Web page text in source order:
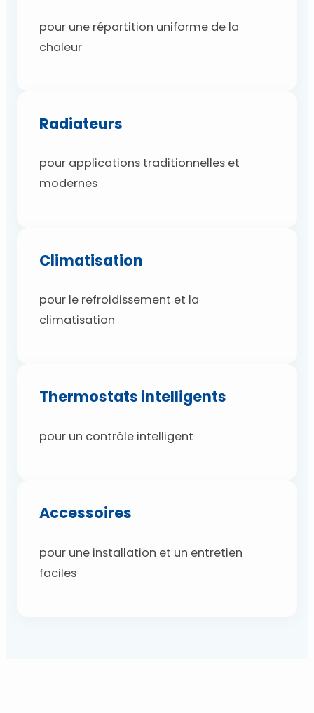
pour une répartition uniforme de la
chaleur
Radiateurs
pour applications traditionnelles et
modernes
Climatisation
pour le refroidissement et la
climatisation
Thermostats intelligents
pour un contrôle intelligent
Accessoires
pour une installation et un entretien
faciles